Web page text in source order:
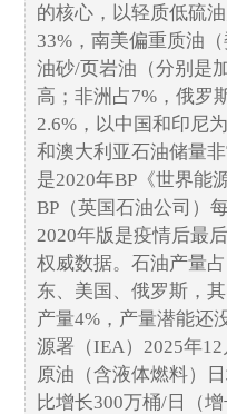
的核心，以轻质低硫
33%，南美偏重质油
油砂/页岩油（分别是
高；非洲占7%，俄罗
2.6%，以中国和印尼
和澳大利亚石油储量
是2020年BP《世界能
BP（英国石油公司）
2020年版是疫情后最
权威数据。石油产量
东、美国、俄罗斯，
产量4%，产量潜能还
源署（IEA）2025年
原油（含液体燃料）
比增长300万桶/日（